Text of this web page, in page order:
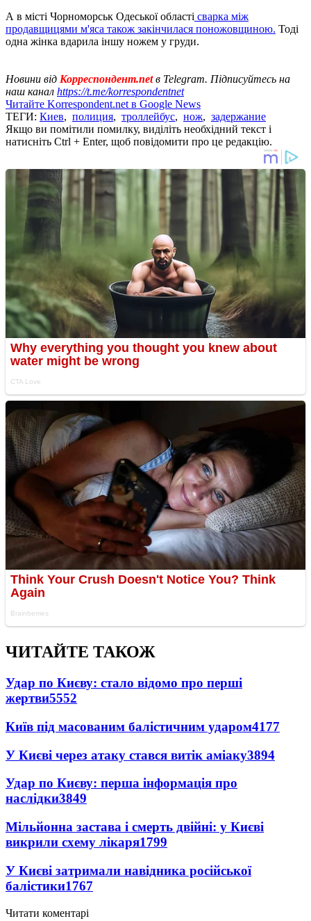
А в місті Чорноморськ Одеської області сварка між
продавщицями м'яса також закінчилася поножовщиною. Тоді
одна жінка вдарила іншу ножем у груди.
Новини від Корреспондент.netв Telegram. Підписуйтесь на
наш канал https://t.me/korrespondentnet
Читайте Korrespondent.net в Google News
ТЕГИ: Киев, полиция, троллейбус, нож, задержание
Якщо ви помітили помилку, виділіть необхідний текст і
натисніть Ctrl + Enter, щоб повідомити про це редакцію.
ЧИТАЙТЕ ТАКОЖ
Удар по Києву: стало відомо про перші
жертви5552
Київ під масованим балістичним ударом4177
У Києві через атаку стався витік аміаку3894
Удар по Києву: перша інформація про
наслідки3849
Мільйонна застава і смерть двійні: у Києві
викрили схему лікаря1799
У Києві затримали навідника російської
балістики1767
Читати коментарі